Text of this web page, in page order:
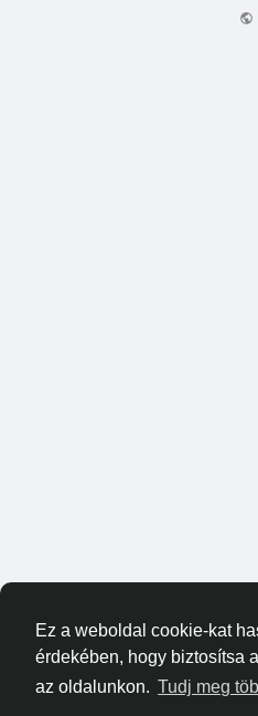
Ez a weboldal cookie-kat
érdekében, hogy biztosítsa
az oldalunkon. Tudj meg